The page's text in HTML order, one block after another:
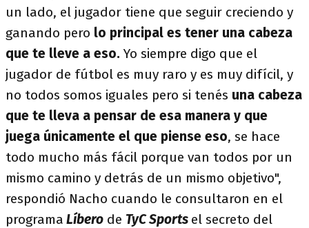
un lado, el jugador tiene que seguir creciendo y
ganando pero lo principal es tener una cabeza
que te lleve a eso. Yo siempre digo que el
jugador de fútbol es muy raro y es muy difícil, y
no todos somos iguales pero si tenés una cabeza
que te lleva a pensar de esa manera y que
juega únicamente el que piense eso, se hace
todo mucho más fácil porque van todos por un
mismo camino y detrás de un mismo objetivo",
respondió Nacho cuando le consultaron en el
programa Líbero de TyC Sports el secreto del